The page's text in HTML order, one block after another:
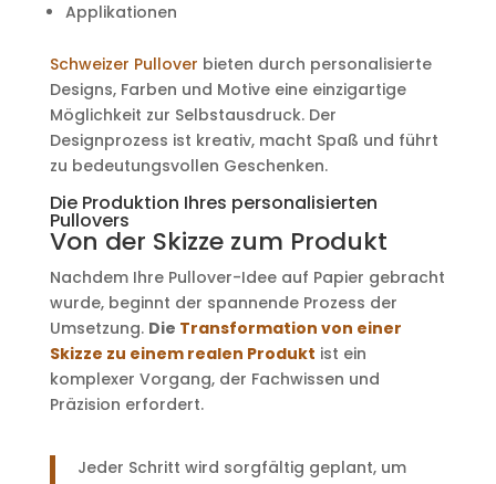
Applikationen
Schweizer Pullover bieten durch personalisierte
Designs, Farben und Motive eine einzigartige
Möglichkeit zur Selbstausdruck. Der
Designprozess ist kreativ, macht Spaß und führt
zu bedeutungsvollen Geschenken.
Die Produktion Ihres personalisierten
Pullovers
Von der Skizze zum Produkt
Nachdem Ihre Pullover-Idee auf Papier gebracht
wurde, beginnt der spannende Prozess der
Umsetzung. Die Transformation von einer
Skizze zu einem realen Produkt ist ein
komplexer Vorgang, der Fachwissen und
Präzision erfordert.
Jeder Schritt wird sorgfältig geplant, um